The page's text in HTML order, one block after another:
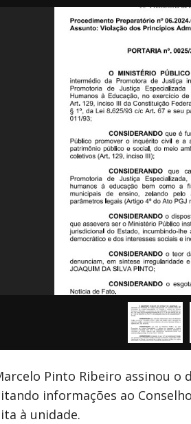
Pinto Ribeiro assinou
informações ao
à unidade.